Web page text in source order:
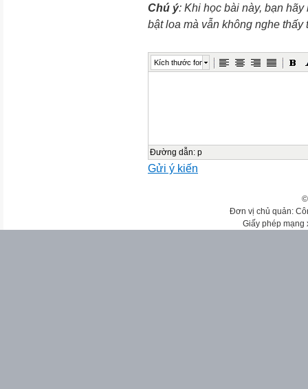
Chú ý: Khi học bài này, bạn
bật loa mà vẫn không nghe
Kích thước font
Đường dẫn: p
Gửi ý kiến
Đơn vị chủ quản:
Giấy phép mạng